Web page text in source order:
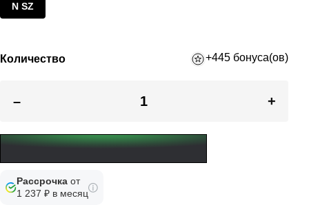
N SZ
Количество +445 бонуса(ов)
– +
Рассрочка от
1 237 ₽ в месяц